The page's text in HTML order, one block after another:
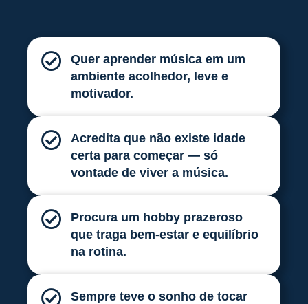
Quer aprender música em um
ambiente acolhedor, leve e
motivador.
Acredita que não existe idade
certa para começar — só
vontade de viver a música.
Procura um hobby prazeroso
que traga bem-estar e equilíbrio
na rotina.
Sempre teve o sonho de tocar